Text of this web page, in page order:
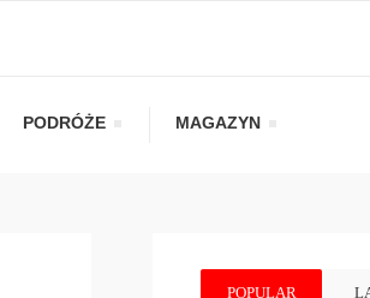
PODRÓŻE MAGAZYN
POPULAR